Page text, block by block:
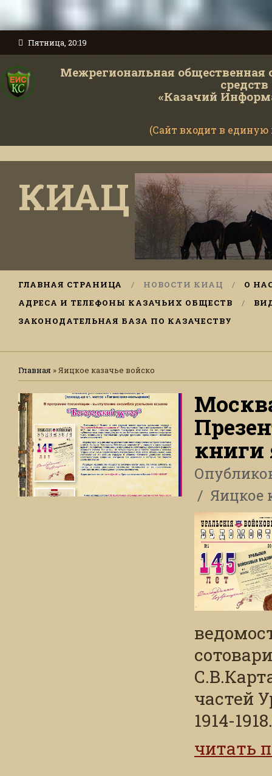
Пятница, 20:19
Межрегиональная общественная
«Казачий
(Сайт входит в
КИАЦ
ГЛАВНАЯ СТРАНИЦА НОВОСТИ КИАЦ
О
АДРЕСА И ТЕЛЕФОНЫ КАЗАЧЬИХ ОБЩЕСТВ
ЗАКОНОДАТЕЛЬНАЯ БАЗА ПО КАЗАЧЕСТВУ
Главная »Яицкое казачье войско
книги
Яицкое
частей
1914-
читать